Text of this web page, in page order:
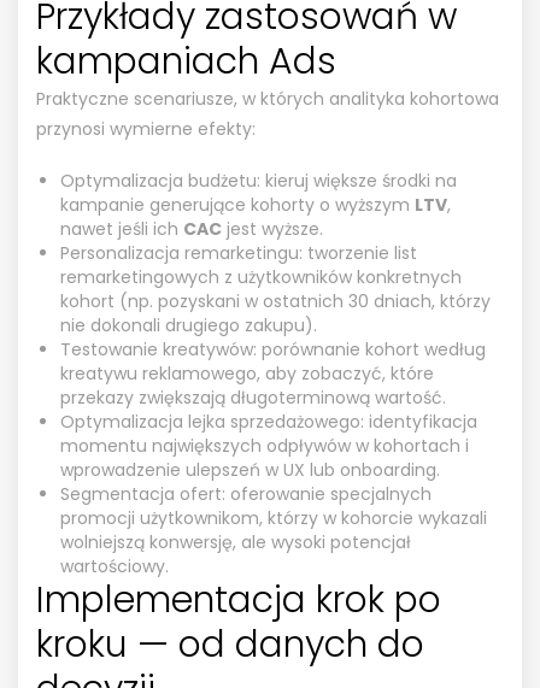
Przykłady zastosowań w
kampaniach Ads
Praktyczne scenariusze, w których analityka kohortowa
przynosi wymierne efekty:
Optymalizacja budżetu: kieruj większe środki na
kampanie generujące kohorty o wyższym LTV,
nawet jeśli ich CAC jest wyższe.
Personalizacja remarketingu: tworzenie list
remarketingowych z użytkowników konkretnych
kohort (np. pozyskani w ostatnich 30 dniach, którzy
nie dokonali drugiego zakupu).
Testowanie kreatywów: porównanie kohort według
kreatywu reklamowego, aby zobaczyć, które
przekazy zwiększają długoterminową wartość.
Optymalizacja lejka sprzedażowego: identyfikacja
momentu największych odpływów w kohortach i
wprowadzenie ulepszeń w UX lub onboarding.
Segmentacja ofert: oferowanie specjalnych
promocji użytkownikom, którzy w kohorcie wykazali
wolniejszą konwersję, ale wysoki potencjał
wartościowy.
Implementacja krok po
kroku — od danych do